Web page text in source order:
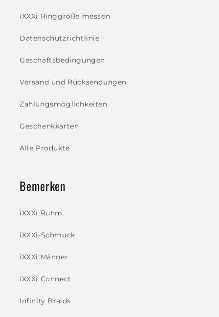
iXXXi Ringgröße messen
Datenschutzrichtlinie
Geschäftsbedingungen
Versand und Rücksendungen
Zahlungsmöglichkeiten
Geschenkkarten
Alle Produkte
Bemerken
iXXXi Ruhm
iXXXi-Schmuck
iXXXi Männer
iXXXi Connect
Infinity Braids